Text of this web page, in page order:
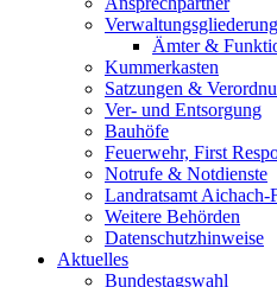
Verwaltungsgliederung
Ämter &
Kummerkasten
Satzungen &
Ver- und Entsorgung
Bauhöfe
Feuerwehr, First
Notrufe & Notdienste
Landratsamt Aichach-
Weitere Behörden
Datenschutzhinweise
Aktuelles
Bundestagswahl